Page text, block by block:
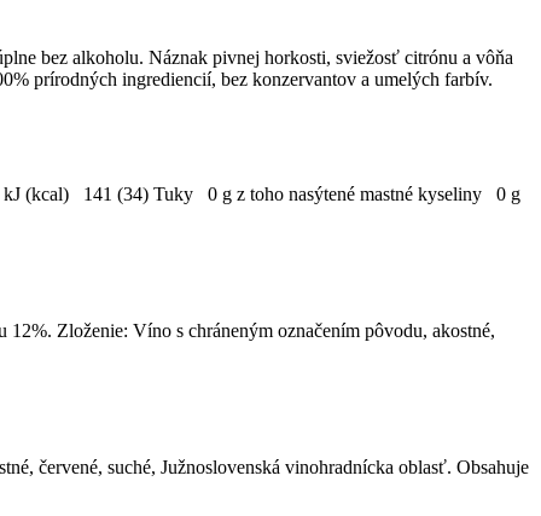
bez alkoholu. Náznak pivnej horkosti, sviežosť citrónu a vôňa
prírodných ingrediencií, bez konzervantov a umelých farbív.
kJ (kcal) 141 (34) Tuky 0 g z toho nasýtené mastné kyseliny 0 g
Zloženie: Víno s chráneným označením pôvodu, akostné,
červené, suché, Južnoslovenská vinohradnícka oblasť. Obsahuje